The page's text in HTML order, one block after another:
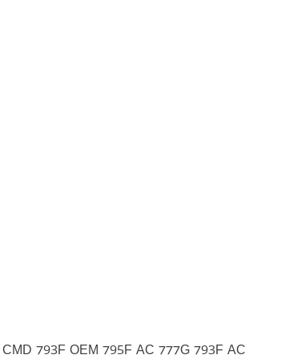
793F OEM 795F AC 777G 793F AC